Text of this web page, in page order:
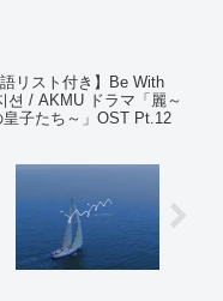
語リスト付き】Be With
션 / AKMU ドラマ「麗～
子たち～」OST Pt.12